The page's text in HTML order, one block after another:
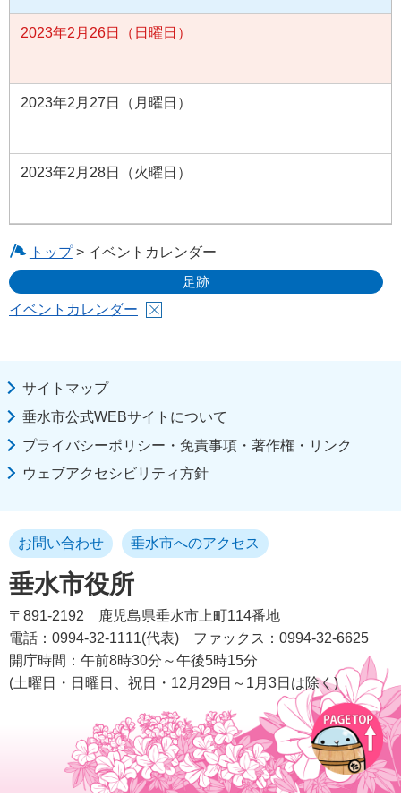
2023年2月26日（日曜日）
2023年2月27日（月曜日）
2023年2月28日（火曜日）
トップ> イベントカレンダー
足跡
イベントカレンダー
サイトマップ
垂水市公式WEBサイトについて
プライバシーポリシー・免責事項・著作権・リンク
ウェブアクセシビリティ方針
垂水市役所
お問い合わせ 垂水市へのアクセス
〒891-2192
鹿児島県垂水市上町114番地
電話：0994-32-1111(代表)
ファックス：0994-32-6625
開庁時間：午前8時30分～午後5時15分
(土曜日・日曜日、祝日・12月29日～1月3日は除く)